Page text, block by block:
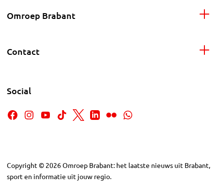
Omroep Brabant
Contact
Social
Copyright © 2026Omroep Brabant: het laatste nieuws uit Brabant,
sport en informatie uit jouw regio.